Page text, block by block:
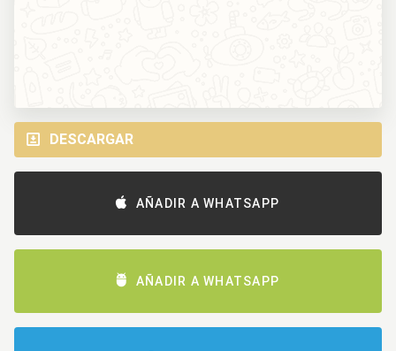
DESCARGAR
AÑADIR A WHATSAPP
AÑADIR A WHATSAPP